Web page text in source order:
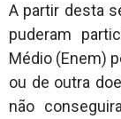
A partir desta
puderam
Médio (Enem)
ou de outra
não